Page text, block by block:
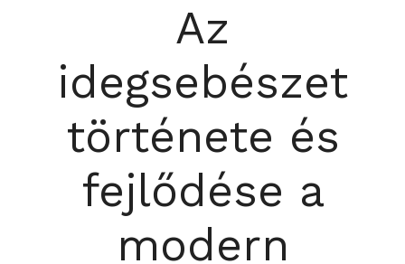
Az
idegsebészet
története és
fejlődése a
modern